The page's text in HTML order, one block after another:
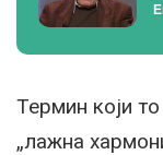
Термин који
„лажна